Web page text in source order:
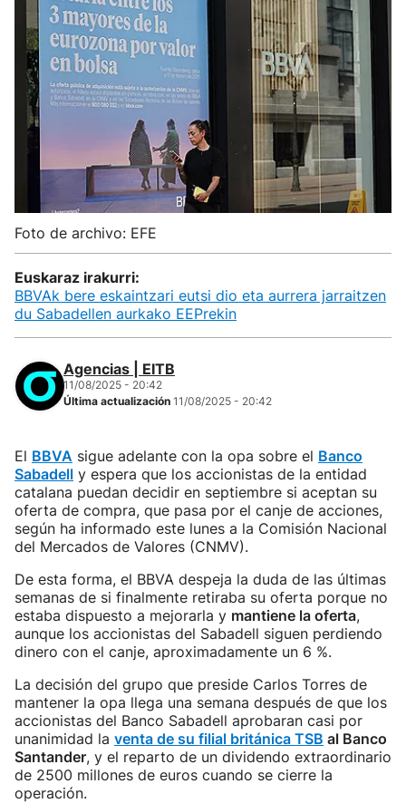
Foto de archivo: EFE
Euskaraz irakurri:
BBVAk bere eskaintzari eutsi dio eta aurrera jarraitzen
du Sabadellen aurkako EEPrekin
Agencias | EITB
11/08/2025 - 20:42
Última actualización 11/08/2025 - 20:42
El BBVA sigue adelante con la opa sobre el Banco
Sabadell y espera que los accionistas de la entidad
catalana puedan decidir en septiembre si aceptan su
oferta de compra, que pasa por el canje de acciones,
según ha informado este lunes a la Comisión Nacional
del Mercados de Valores (CNMV).
De esta forma, el BBVA despeja la duda de las últimas
semanas de si finalmente retiraba su oferta porque no
estaba dispuesto a mejorarla y mantiene la oferta,
aunque los accionistas del Sabadell siguen perdiendo
dinero con el canje, aproximadamente un 6 %.
La decisión del grupo que preside Carlos Torres de
mantener la opa llega una semana después de que los
accionistas del Banco Sabadell aprobaran casi por
unanimidad la venta de su filial británica TSB al Banco
Santander, y el reparto de un dividendo extraordinario
de 2500 millones de euros cuando se cierre la
operación.